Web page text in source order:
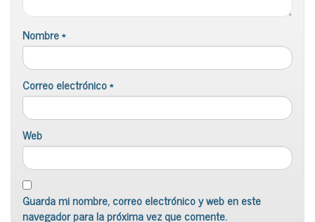
Nombre*
Correo electrónico*
Web
Guarda mi nombre, correo electrónico y web en este
navegador para la próxima vez que comente.